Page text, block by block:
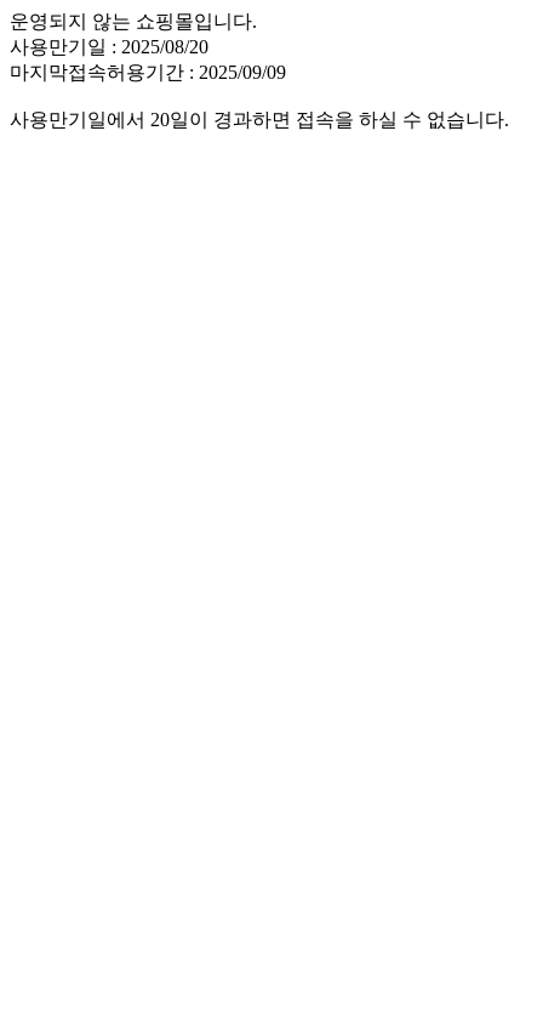
운영되지 않는 쇼핑몰입니다.
사용만기일 : 2025/08/20
마지막접속허용기간 : 2025/09/09
사용만기일에서 20일이 경과하면 접속을 하실 수 없습니다.